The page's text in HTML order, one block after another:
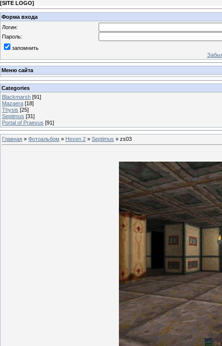
[SITE LOGO]
Форма входа
Логин:
Пароль:
запомнить
Меню сайта
Categories
Blackmarsh [91]
Mazaera [18]
Thysis [25]
Septimus [31]
Portal of Praevus [91]
Главная » Фотоальбом » Hexen 2 » Septimus » zs03